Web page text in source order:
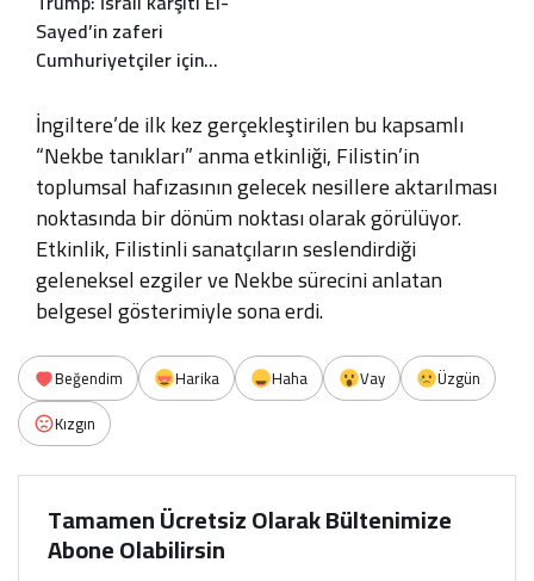
Sayed’in zaferi
Cumhuriyetçiler için
İngiltere’de ilk kez gerçekleştirilen bu kapsamlı
“Nekbe tanıkları” anma etkinliği, Filistin’in
toplumsal hafızasının gelecek nesillere aktarılması
noktasında bir dönüm noktası olarak görülüyor.
Etkinlik, Filistinli sanatçıların seslendirdiği
geleneksel ezgiler ve Nekbe sürecini anlatan
belgesel gösterimiyle sona erdi.
Beğendim Harika Haha Vay
Üzgün
Kızgın
Tamamen Ücretsiz Olarak Bültenimize
Abone Olabilirsin